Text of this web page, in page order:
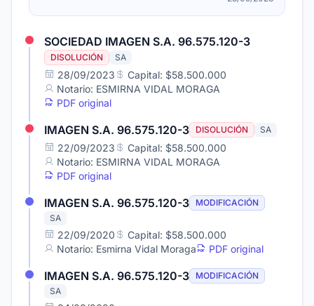
SOCIEDAD IMAGEN S.A. 96.575.120-3
DISOLUCIÓN SA
28/09/2023
Capital: $58.500.000
Notario: ESMIRNA VIDAL MORAGA
PDF original
IMAGEN S.A. 96.575.120-3 DISOLUCIÓN SA
22/09/2023
Capital: $58.500.000
Notario: ESMIRNA VIDAL MORAGA
PDF original
IMAGEN S.A. 96.575.120-3
MODIFICACIÓN
SA
22/09/2020
Capital: $58.500.000
Notario: Esmirna Vidal Moraga
PDF original
IMAGEN S.A. 96.575.120-3
MODIFICACIÓN
SA